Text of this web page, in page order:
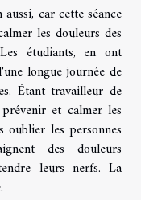
car cette séance
les douleurs des
étudiants, en ont
longue journée de
Étant travailleur de
et calmer les
oublier les personnes
des douleurs
leurs nerfs. La